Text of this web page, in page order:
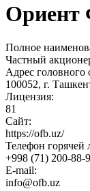
Ориент
Полное
Частный
Адрес головного
100052, г.
Лицензия:
81
Сайт:
https://ofb.uz/
Телефон горячей
+998 (71) 200-88-
E-mail:
info@ofb.uz